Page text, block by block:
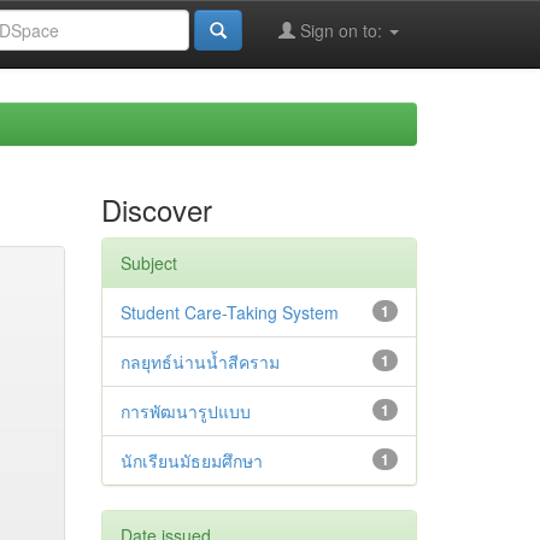
Sign on to:
Discover
Subject
1
Student Care-Taking System
1
กลยุทธ์น่านน้ำสีคราม
1
การพัฒนารูปแบบ
1
นักเรียนมัธยมศึกษา
Date issued